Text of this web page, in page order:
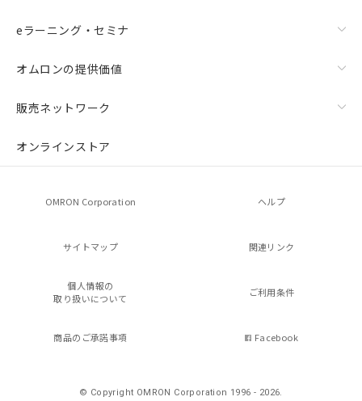
eラーニング・セミナ
オムロンの提供価値
販売ネットワーク
オンラインストア
OMRON Corporation ヘルプ
サイトマップ 関連リンク
個人情報の
取り扱いについて
ご利用条件
商品のご承諾事項 Facebook
© Copyright OMRON Corporation 1996 - 2026.